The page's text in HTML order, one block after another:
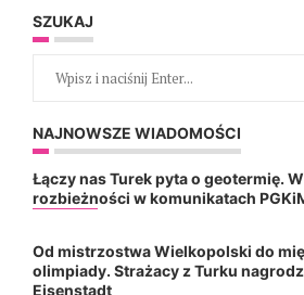
SZUKAJ
NAJNOWSZE WIADOMOŚCI
Łączy nas Turek pyta o geotermię.
rozbieżności w komunikatach
Od mistrzostwa Wielkopolski do
olimpiady. Strażacy z Turku
Eisenstadt